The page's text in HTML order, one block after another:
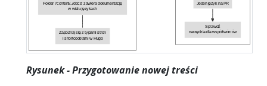
Folder '/content/../docs' zawiera dokumentację
w wielu językach
Zapoznaj się z typami stron
i shortcode'ami w Hugo
Jeden język na PR
Sprawdź
narzędzia dla współtwórców
Rysunek - Przygotowanie nowej treści